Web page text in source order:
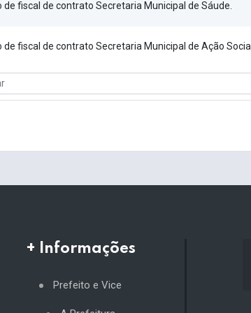
de fiscal de contrato Secretaria Municipal de Sáude.
fiscal de contrato Secretaria Municipal de Ação Social.
+ Informações
Prefeito e Vice